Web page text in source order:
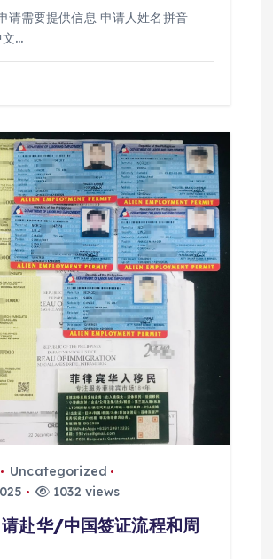
请需要提供信息 申请人姓名拼音
…
Uncategorized
1032 views
赴华/中国签证流程和周